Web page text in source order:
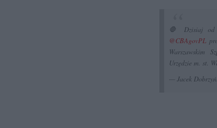
🛑 Dzisiaj od
@CBAgovPL
Warszawskim
Urzędzie m. st.
— Jacek